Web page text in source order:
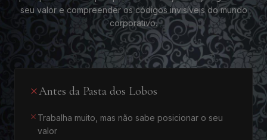
seu valor e compreender os códigos invisíveis do mundo
corporativo.
Antes da Pasta dos Lobos
Trabalha muito, mas não sabe posicionar o seu
valor